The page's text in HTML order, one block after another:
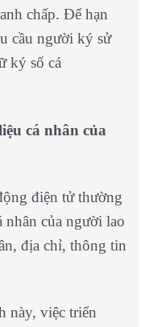
chấp. Để hạn
cầu người ký sử
ký số cá
cá nhân của
điện tử thường
của người lao
địa chỉ, thông tin
này, việc triển